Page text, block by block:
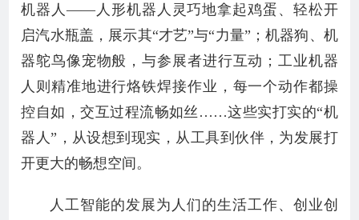
机器人——人形机器人灵巧地拿起鸡蛋、轻松开
启汽水瓶盖，展示其“才艺”与“力量”；机器狗、机
器鸵鸟像宠物般，与参展者进行互动；工业机器
人则精准地进行烙铁焊接作业，每一个动作都操
控自如，交互过程流畅如丝……这些实打实的“机
器人”，从设想到现实，从工具到伙伴，为发展打
开更大的畅想空间。
人工智能的发展为人们的生活工作、创业创